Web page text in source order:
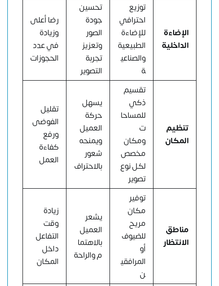
الإضاءة
الداخلية
توزيع
احترافي
للإضاءة
الطبيعية
والصناعي
ة
تحسين
جودة
الصور
وتعزيز
تجربة
التصوير
رضا أعلى
وزيادة
في عدد
الحجوزات
تنظيم
المكان
تقسيم
ذكي
للمساحا
ت
ومكان
مخصص
لكل نوع
تصوير
يسهل
حركة
العميل
ويمنحه
شعور
بالاحتراف
تقليل
الفوضى
ورفع
كفاءة
العمل
مناطق
الانتظار
توفير
مكان
مريح
للضيوف
أو
المرافقي
ن
يشعر
العميل
بالاهتما
م والراحة
زيادة
وقت
التفاعل
داخل
المكان